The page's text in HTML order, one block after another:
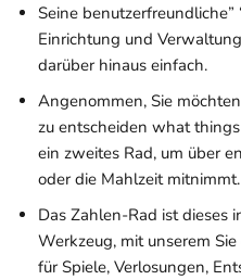
Seine
Einrichtung und
darüber hinaus einfach.
Angenommen, Sie
zu entscheiden what
ein zweites Rad, um über
oder die Mahlzeit mitnimmt.
Das Zahlen-Rad ist dieses
Werkzeug, mit unserem
für Spiele, Verlosungen,